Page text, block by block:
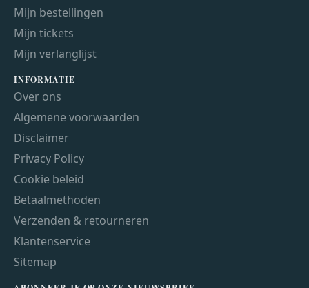
Mijn bestellingen
Mijn tickets
Mijn verlanglijst
INFORMATIE
Over ons
Algemene voorwaarden
Disclaimer
Privacy Policy
Cookie beleid
Betaalmethoden
Verzenden & retourneren
Klantenservice
Sitemap